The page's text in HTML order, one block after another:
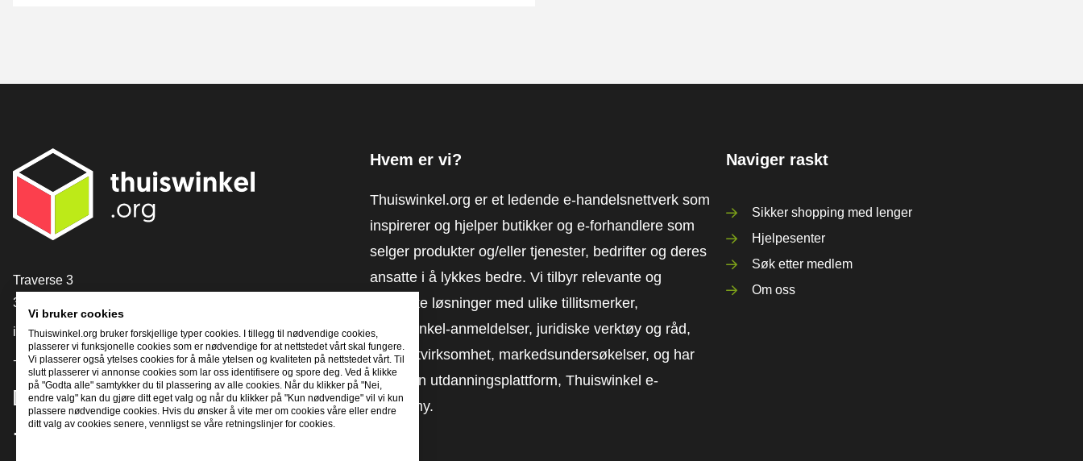
[_General:Contact]
Traverse 3
3905 NL Veenendaal
info@thuiswinkel.org
+31 (0)318 64 85 75
[_General:SocialMediaTitle]
Hvem er vi?
Thuiswinkel.org er et ledende e-handelsnettverk som
inspirerer og hjelper butikker og e-forhandlere som
selger produkter og/eller tjenester, bedrifter og deres
ansatte i å lykkes bedre. Vi tilbyr relevante og
praktiske løsninger med ulike tillitsmerker,
Thuiswinkel-anmeldelser, juridiske verktøy og råd,
advokatvirksomhet, markedsundersøkelser, og har
vår egen utdanningsplattform, Thuiswinkel e-
Academy.
Naviger raskt
Sikker shopping med lenger
Hjelpesenter
Søk etter medlem
Om oss
Vi bruker cookies
Thuiswinkel.org bruker forskjellige typer cookies. I tillegg til nødvendige cookies,
plasserer vi funksjonelle cookies som er nødvendige for at nettstedet vårt skal fungere.
Vi plasserer også ytelses cookies for å måle ytelsen og kvaliteten på nettstedet vårt. Til
slutt plasserer vi annonse cookies som lar oss identifisere og spore deg. Ved å klikke
på "Godta alle" samtykker du til plassering av alle cookies. Når du klikker på "Nei,
endre valg" kan du gjøre ditt eget valg og når du klikker på "Kun nødvendige" vil vi kun
plassere nødvendige cookies. Hvis du ønsker å vite mer om cookies våre eller endre
ditt valg av cookies senere, vennligst se våre retningslinjer for cookies.